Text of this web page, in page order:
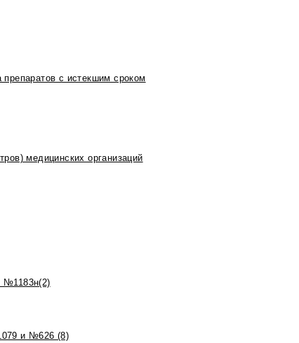
с истекшим сроком
медицинских организаций
№1183н(2)
и №626 (8)